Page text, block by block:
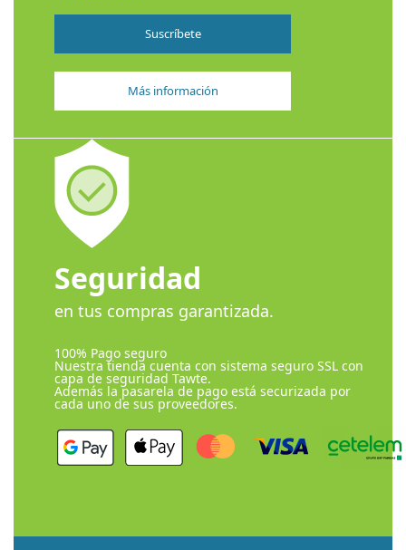
Suscríbete
Más información
Seguridad
en tus compras garantizada.
100% Pago seguro
Nuestra tienda cuenta con sistema seguro SSL con
capa de seguridad Tawte.
Además la pasarela de pago está securizada por
cada uno de sus proveedores.